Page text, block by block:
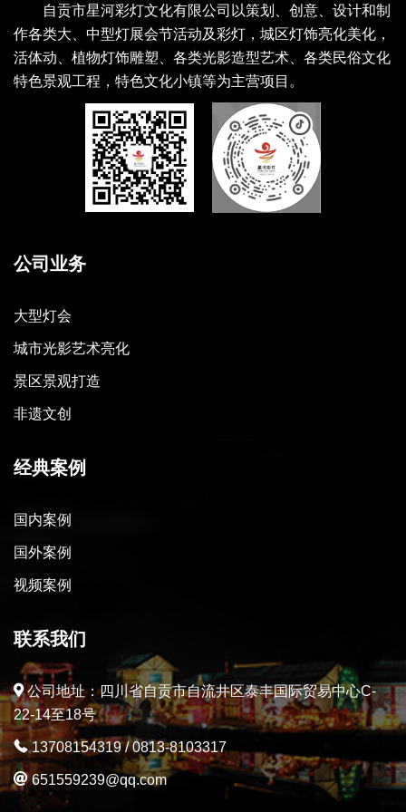
自贡市星河彩灯文化有限公司以策划、创意、设计和制
作各类大、中型灯展会节活动及彩灯，城区灯饰亮化美化，
活体动、植物灯饰雕塑、各类光影造型艺术、各类民俗文化
特色景观工程，特色文化小镇等为主营项目。
公司业务
大型灯会
城市光影艺术亮化
景区景观打造
非遗文创
经典案例
国内案例
国外案例
视频案例
联系我们
公司地址：四川省自贡市自流井区泰丰国际贸易中心C-
22-14至18号
13708154319/0813-8103317
651559239@qq.com